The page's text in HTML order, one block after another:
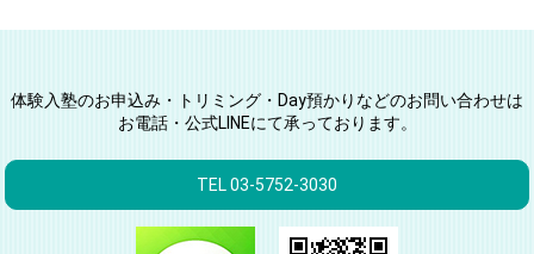
体験入塾のお申込み・トリミング・Day預かりなどのお問い合わせは
お電話・公式LINEにて承っております。
TEL 03-5752-3030